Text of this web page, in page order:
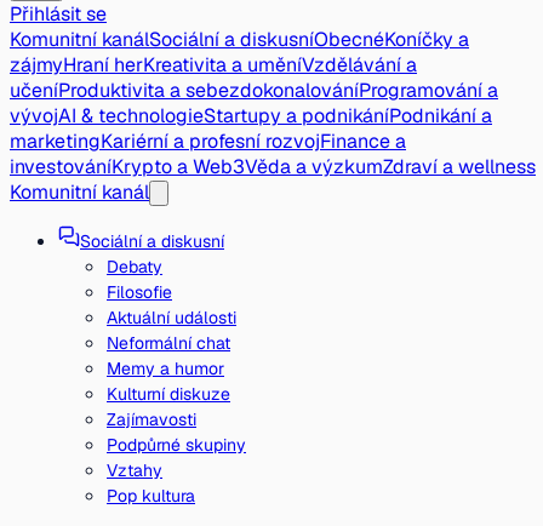
Přihlásit se
Komunitní kanálSociální a diskusníObecnéKoníčky a
zájmyHraní herKreativita a uměníVzdělávání a
učeníProduktivita a sebezdokonalováníProgramování a
vývojAI & technologieStartupy a podnikáníPodnikání a
marketingKariérní a profesní rozvojFinance a
investováníKrypto a Web3Věda a výzkumZdraví a wellness
Komunitní kanál
Sociální a diskusní
Debaty
Filosofie
Aktuální události
Neformální chat
Memy a humor
Kulturní diskuze
Zajímavosti
Podpůrné skupiny
Vztahy
Pop kultura